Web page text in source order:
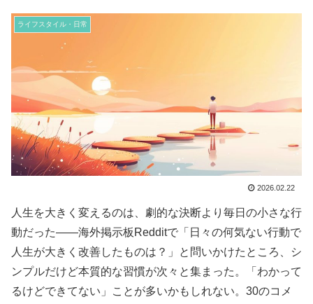
ライフスタイル・日常
2026.02.22
人生を大きく変えるのは、劇的な決断より毎日の小さな行
動だった——海外掲示板Redditで「日々の何気ない行動で
人生が大きく改善したものは？」と問いかけたところ、シ
ンプルだけど本質的な習慣が次々と集まった。「わかって
るけどできてない」ことが多いかもしれない。30のコメ